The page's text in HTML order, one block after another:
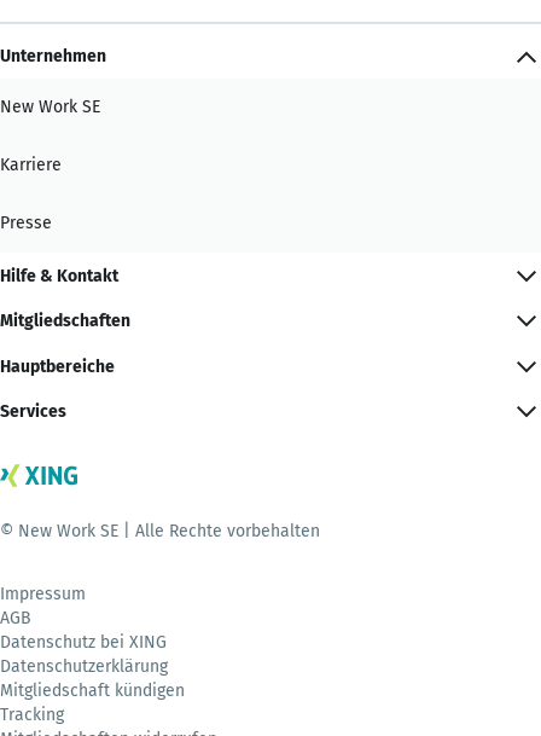
Unternehmen
New Work SE
Karriere
Presse
Hilfe & Kontakt
Mitgliedschaften
Hauptbereiche
Services
© New Work SE | Alle Rechte vorbehalten
Impressum
AGB
Datenschutz bei XING
Datenschutzerklärung
Mitgliedschaft kündigen
Tracking